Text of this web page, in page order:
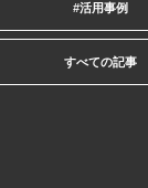
#活用事例
すべての記事